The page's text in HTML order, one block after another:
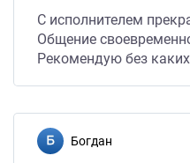
С исполнителем
Общение
Рекомендую без
Богдан